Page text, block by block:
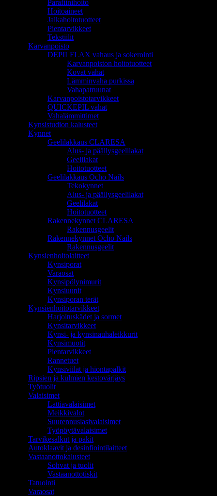
Parafiinihoito
Hoitoaineet
Jalkahoitotuotteet
Pientarvikkeet
Tekstiilit
Karvanpoisto
DEPILFLAX vahaus ja sokerointi
Karvanpoiston hoitotuotteet
Kovat vahat
Lämminvaha purkissa
Vahapatruunat
Karvanpoistotarvikkeet
QUICKEPIL vahat
Vahalämmittimet
Kynsistudion kalusteet
Kynnet
Geelilakkaus CLARESA
Alus- ja päällysgeelilakat
Geelilakat
Hoitotuotteet
Geelilakkaus Ocho Nails
Tekokynnet
Alus- ja päällysgeelilakat
Geelilakat
Hoitotuotteet
Rakennekynnet CLARESA
Rakennusgeelit
Rakennekynnet Ocho Nails
Rakennusgeelit
Kynsienhoitolaitteet
Kynsiporat
Varaosat
Kynsipölynimurit
Kynsiuunit
Kynsiporan terät
Kynsienhoitotarvikkeet
Harjoituskädet ja sormet
Kynsitarvikkeet
Kynsi- ja kynsinauhaleikkurit
Kynsimuotit
Pientarvikkeet
Rannetuet
Kynsiviilat ja hiontapalkit
Ripsien ja kulmien kestovärjäys
Työtuolit
Valaisimet
Lattiavalaisimet
Meikkivalot
Suurennuslasivalaisimet
Työpöytävalaisimet
Tarvikesalkut ja pakit
Autoklaavit ja desinfiointilaitteet
Vastaanottokalusteet
Sohvat ja tuolit
Vastaanottotiskit
Tatuointi
Varaosat